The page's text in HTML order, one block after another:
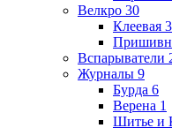
Велкро 30
Клеевая 3
Вспарыватели
Журналы 9
Бурда 6
Верена 1
Шитье и